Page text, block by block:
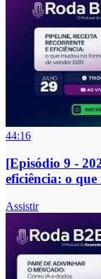
44:16
[Episódio 9 -
eficiência: o
Assistir